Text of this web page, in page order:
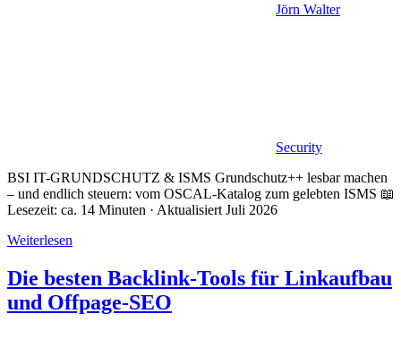
Jörn Walter
Security
BSI IT-GRUNDSCHUTZ & ISMS Grundschutz++ lesbar machen
– und endlich steuern: vom OSCAL-Katalog zum gelebten ISMS 📖
Lesezeit: ca. 14 Minuten · Aktualisiert Juli 2026
Weiterlesen
Die besten Backlink-Tools für Linkaufbau
und Offpage-SEO